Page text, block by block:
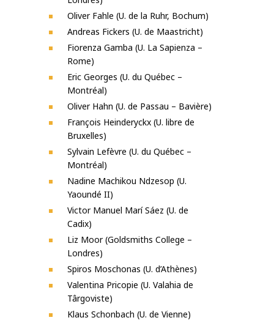
Oliver Fahle (U. de la Ruhr, Bochum)
Andreas Fickers (U. de Maastricht)
Fiorenza Gamba (U. La Sapienza –
Rome)
Eric Georges (U. du Québec –
Montréal)
Oliver Hahn (U. de Passau – Bavière)
François Heinderyckx (U. libre de
Bruxelles)
Sylvain Lefèvre (U. du Québec –
Montréal)
Nadine Machikou Ndzesop (U.
Yaoundé II)
Victor Manuel Marí Sáez (U. de
Cadix)
Liz Moor (Goldsmiths College –
Londres)
Spiros Moschonas (U. d’Athènes)
Valentina Pricopie (U. Valahia de
Târgoviste)
Klaus Schonbach (U. de Vienne)